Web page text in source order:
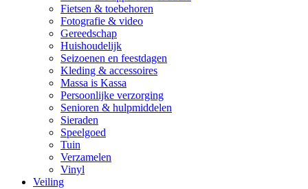
Fietsen & toebehoren
Fotografie & video
Gereedschap
Huishoudelijk
Seizoenen en feestdagen
Kleding & accessoires
Massa is Kassa
Persoonlijke verzorging
Senioren & hulpmiddelen
Sieraden
Speelgoed
Tuin
Verzamelen
Vinyl
Veiling